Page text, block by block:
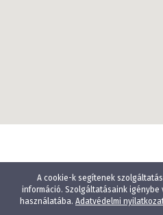
A cookie-k segítenek
információ. Szolgáltatásaink
használatába. Adatvédelmi